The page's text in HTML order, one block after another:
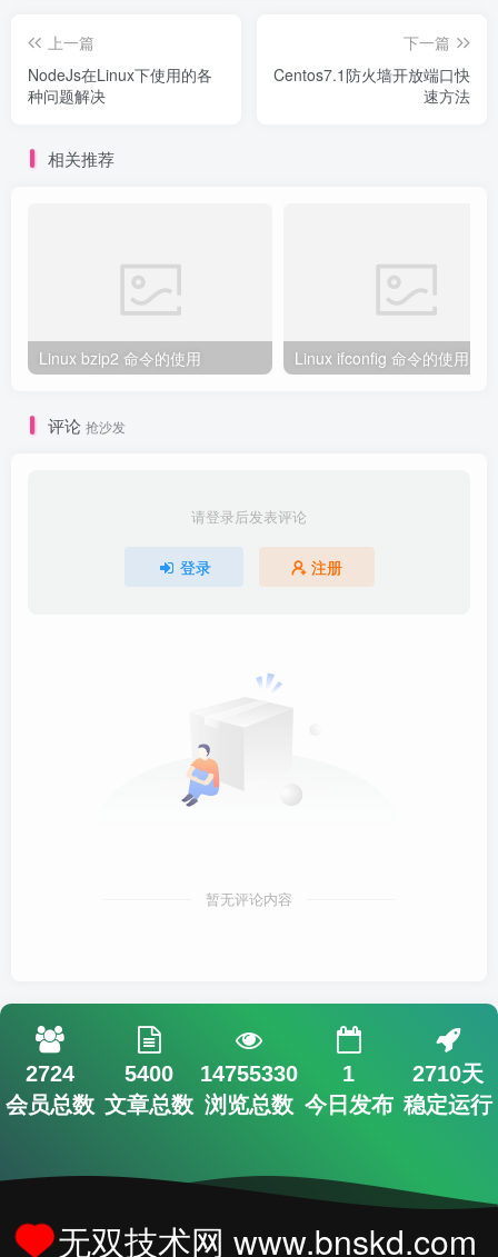
上一篇
NodeJs在Linux下使用的各
种问题解决
下一篇
Centos7.1防火墙开放端口快
速方法
相关推荐
Linux bzip2 命令的使用 Linux ifconfig 命令的使用
评论 抢沙发
请登录后发表评论
登录 注册
暂无评论内容
2724
会员总数
5400
文章总数
14755330
浏览总数
1
今日发布
2710天
稳定运行
无双技术网 www.bnskd.com